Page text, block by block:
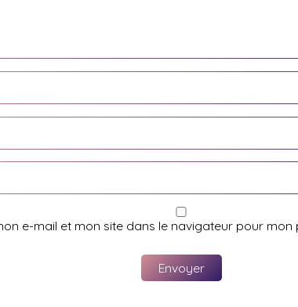
e-mail et mon site dans le navigateur pour